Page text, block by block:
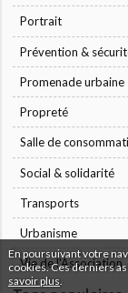
En poursuivant votre
cookies. Ces derniers
savoir plus
Portrait
Prévention &
Promenade urbaine
Propreté
Salle de
Social & solidarité
Transports
Urbanisme
Vie de l'Association